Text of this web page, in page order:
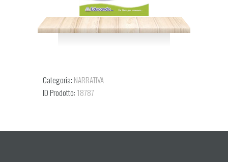
Categoria: NARRATIVA
ID Prodotto: 18787